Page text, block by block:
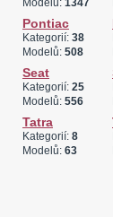
Modelů: 1347
Pontiac
Kategorií: 38
Modelů: 508
Seat
Kategorií: 25
Modelů: 556
Tatra
Kategorií: 8
Modelů: 63